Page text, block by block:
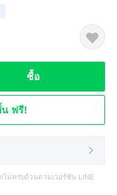
ซื้อ
น ฟรี!
ม่ครบถ้วนตามเวอร์ชัน LINE